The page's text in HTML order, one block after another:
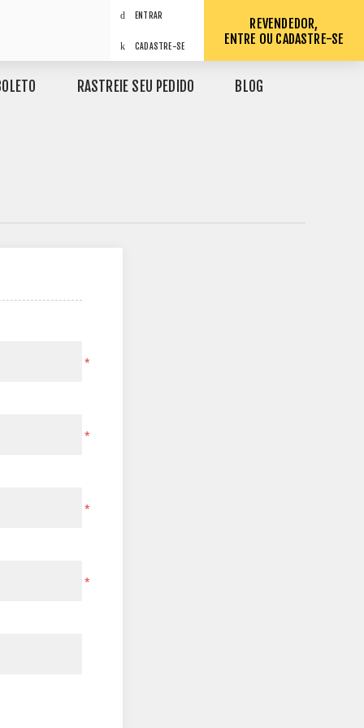
ENTRAR
CADASTRE-SE
REVENDEDOR,
ENTRE OU CADASTRE-SE
RASTREIE SEU PEDIDO BLOG
*
*
*
*